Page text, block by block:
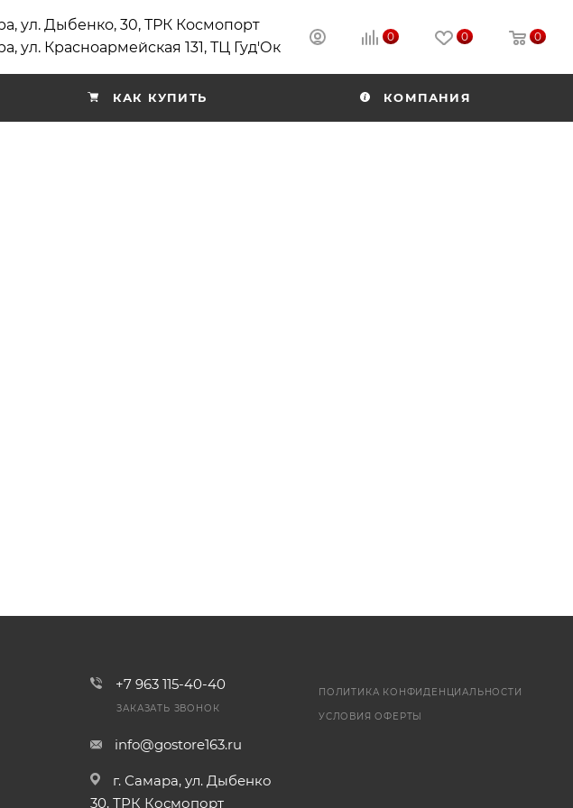
ул. Дыбенко, 30, ТРК Космопорт
ул. Красноармейская 131, ТЦ Гуд'Ок
0 0 0
КАК КУПИТЬ КОМПАНИЯ
+7 963 115-40-40
ЗАКАЗАТЬ ЗВОНОК
info@gostore163.ru
г. Самара, ул. Дыбенко
30, ТРК Космопорт
ПОЛИТИКА КОНФИДЕНЦИАЛЬНОСТИ
УСЛОВИЯ ОФЕРТЫ